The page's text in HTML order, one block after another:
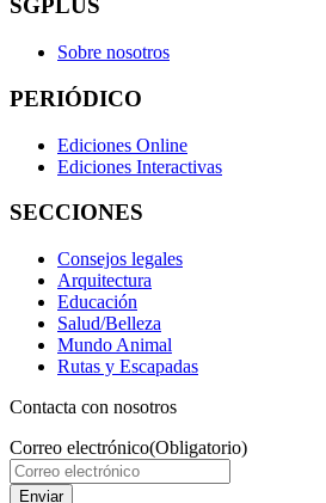
SGPLUS
Sobre nosotros
PERIÓDICO
Ediciones Online
Ediciones Interactivas
SECCIONES
Consejos legales
Arquitectura
Educación
Salud/Belleza
Mundo Animal
Rutas y Escapadas
Contacta con nosotros
Correo electrónico(Obligatorio)